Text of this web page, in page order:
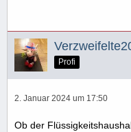
Profi
2. Januar 2024 um 17:50
Ob der